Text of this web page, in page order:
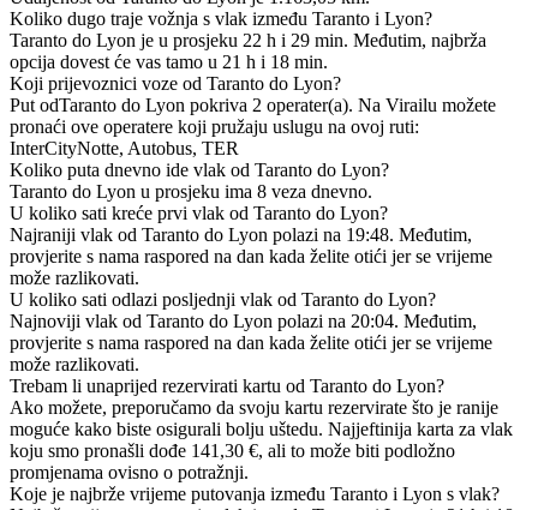
Koliko dugo traje vožnja s vlak između Taranto i Lyon?
Taranto do Lyon je u prosjeku 22 h i 29 min. Međutim, najbrža
opcija dovest će vas tamo u 21 h i 18 min.
Koji prijevoznici voze od Taranto do Lyon?
Put odTaranto do Lyon pokriva 2 operater(a). Na Virailu možete
pronaći ove operatere koji pružaju uslugu na ovoj ruti:
InterCityNotte, Autobus, TER
Koliko puta dnevno ide vlak od Taranto do Lyon?
Taranto do Lyon u prosjeku ima 8 veza dnevno.
U koliko sati kreće prvi vlak od Taranto do Lyon?
Najraniji vlak od Taranto do Lyon polazi na 19:48. Međutim,
provjerite s nama raspored na dan kada želite otići jer se vrijeme
može razlikovati.
U koliko sati odlazi posljednji vlak od Taranto do Lyon?
Najnoviji vlak od Taranto do Lyon polazi na 20:04. Međutim,
provjerite s nama raspored na dan kada želite otići jer se vrijeme
može razlikovati.
Trebam li unaprijed rezervirati kartu od Taranto do Lyon?
Ako možete, preporučamo da svoju kartu rezervirate što je ranije
moguće kako biste osigurali bolju uštedu. Najjeftinija karta za vlak
koju smo pronašli dođe 141,30 €, ali to može biti podložno
promjenama ovisno o potražnji.
Koje je najbrže vrijeme putovanja između Taranto i Lyon s vlak?